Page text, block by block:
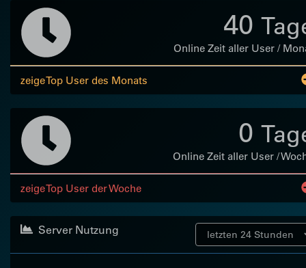
40
Online Zeit aller User /
zeige Top User des Monats
0
Online Zeit aller User /
zeige Top User der Woche
Server Nutzung